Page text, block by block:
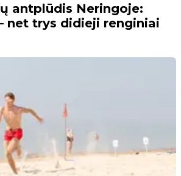
antplūdis Neringoje:
net trys didieji renginiai